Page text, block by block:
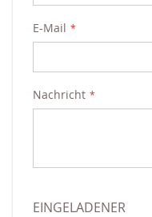
E-Mail
Nachricht
EINGELADENER